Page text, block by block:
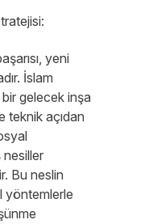
yeni
İslam
bir gelecek inşa
teknik açıdan
nesiller
Bu neslin
yöntemlerle